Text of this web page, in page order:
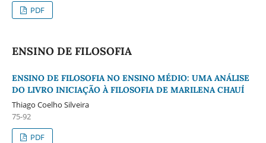
PDF
ENSINO DE FILOSOFIA
ENSINO DE FILOSOFIA NO ENSINO MÉDIO: UMA ANÁLISE
DO LIVRO INICIAÇÃO À FILOSOFIA DE MARILENA CHAUÍ
Thiago Coelho Silveira
75-92
PDF